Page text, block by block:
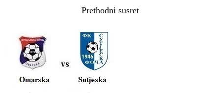
Prethodni susret